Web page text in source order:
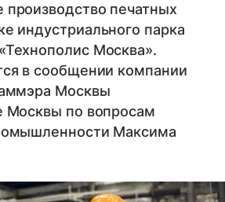
производство печатных
индустриального парка
Москва».
в сообщении компании
Москвы
Москвы по вопросам
Максима